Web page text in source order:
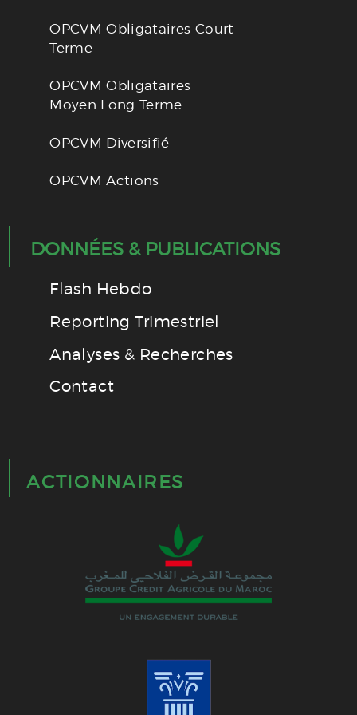
OPCVM Obligataires Court
Terme
OPCVM Obligataires
Moyen Long Terme
OPCVM Diversifié
OPCVM Actions
DONNÉES & PUBLICATIONS
Flash Hebdo
Reporting Trimestriel
Analyses & Recherches
Contact
ACTIONNAIRES